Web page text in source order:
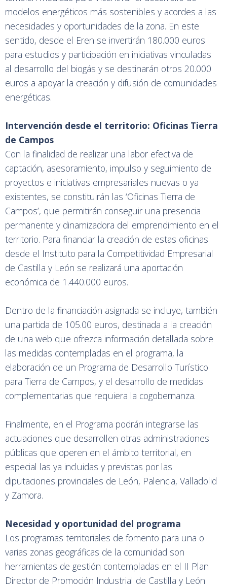
modelos energéticos más sostenibles y acordes a las
necesidades y oportunidades de la zona. En este
sentido, desde el Eren se invertirán 180.000 euros
para estudios y participación en iniciativas vinculadas
al desarrollo del biogás y se destinarán otros 20.000
euros a apoyar la creación y difusión de comunidades
energéticas.
Intervención desde el territorio: Oficinas Tierra
de Campos
Con la finalidad de realizar una labor efectiva de
captación, asesoramiento, impulso y seguimiento de
proyectos e iniciativas empresariales nuevas o ya
existentes, se constituirán las ‘Oficinas Tierra de
Campos’, que permitirán conseguir una presencia
permanente y dinamizadora del emprendimiento en el
territorio. Para financiar la creación de estas oficinas
desde el Instituto para la Competitividad Empresarial
de Castilla y León se realizará una aportación
económica de 1.440.000 euros.
Dentro de la financiación asignada se incluye, también
una partida de 105.00 euros, destinada a la creación
de una web que ofrezca información detallada sobre
las medidas contempladas en el programa, la
elaboración de un Programa de Desarrollo Turístico
para Tierra de Campos, y el desarrollo de medidas
complementarias que requiera la cogobernanza.
Finalmente, en el Programa podrán integrarse las
actuaciones que desarrollen otras administraciones
públicas que operen en el ámbito territorial, en
especial las ya incluidas y previstas por las
diputaciones provinciales de León, Palencia, Valladolid
y Zamora.
Necesidad y oportunidad del programa
Los programas territoriales de fomento para una o
varias zonas geográficas de la comunidad son
herramientas de gestión contempladas en el II Plan
Director de Promoción Industrial de Castilla y León